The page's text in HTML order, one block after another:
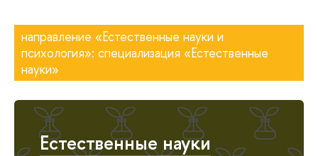
направление «Естественные науки и
психология»: специализация «Естественные
науки»
Естественные науки